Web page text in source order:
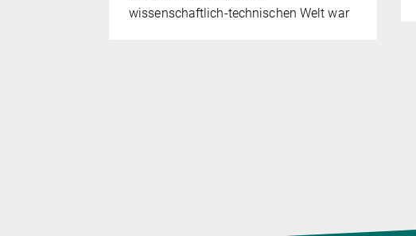
wissenschaftlich-technischen Welt war